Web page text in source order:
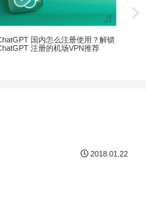
2018.01.22